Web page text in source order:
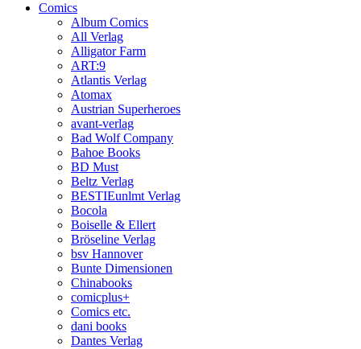
Comics
Album Comics
All Verlag
Alligator Farm
ART:9
Atlantis Verlag
Atomax
Austrian Superheroes
avant-verlag
Bad Wolf Company
Bahoe Books
BD Must
Beltz Verlag
BESTIEunlmt Verlag
Bocola
Boiselle & Ellert
Bröseline Verlag
bsv Hannover
Bunte Dimensionen
Chinabooks
comicplus+
Comics etc.
dani books
Dantes Verlag